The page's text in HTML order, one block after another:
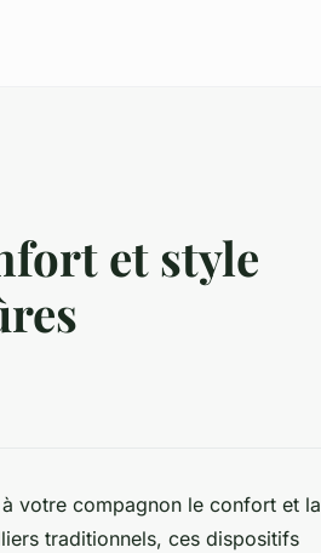
et style
votre compagnon le confort et la
traditionnels, ces dispositifs